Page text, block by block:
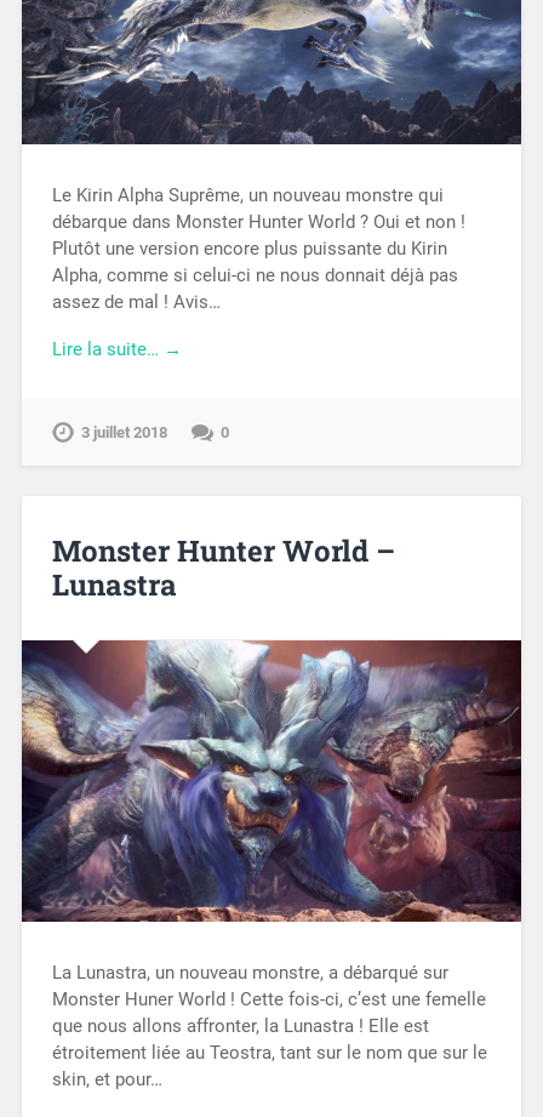
Le Kirin Alpha Suprême, un nouveau monstre qui
débarque dans Monster Hunter World ? Oui et non !
Plutôt une version encore plus puissante du Kirin
Alpha, comme si celui-ci ne nous donnait déjà pas
assez de mal ! Avis…
Lire la suite… →
3 juillet 2018 0
Monster Hunter World –
Lunastra
La Lunastra, un nouveau monstre, a débarqué sur
Monster Huner World ! Cette fois-ci, c’est une femelle
que nous allons affronter, la Lunastra ! Elle est
étroitement liée au Teostra, tant sur le nom que sur le
skin, et pour…